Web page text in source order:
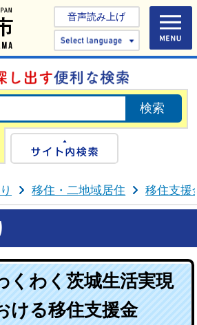
音声読み上げ
Select
Google検索
移住・二地域居住 移住支援
くわく茨城生活実現
ける移住支援金